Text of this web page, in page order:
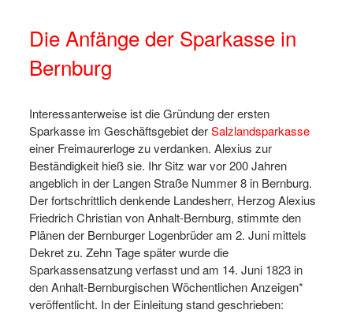
Die Anfänge der Sparkasse in
Bernburg
Interessanterweise ist die Gründung der ersten
Sparkasse im Geschäftsgebiet derSalzlandsparkasse
einer Freimaurerloge zu verdanken. Alexius zur
Beständigkeit hieß sie. Ihr Sitz war vor 200 Jahren
angeblich in der Langen Straße Nummer 8 in Bernburg.
Der fortschrittlich denkende Landesherr, Herzog Alexius
Friedrich Christian von Anhalt-Bernburg, stimmte den
Plänen der Bernburger Logenbrüder am 2. Juni mittels
Dekret zu. Zehn Tage später wurde die
Sparkassensatzung verfasst und am 14. Juni 1823 in
den Anhalt-Bernburgischen Wöchentlichen Anzeigen*
veröffentlicht. In der Einleitung stand geschrieben: